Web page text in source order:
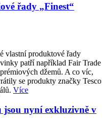
řady „Finest“
vlastní produktové řady
patří například Fair Trade
džemů. A co víc,
se produkty značky Tesco
Více
jsou nyní exkluzivně v